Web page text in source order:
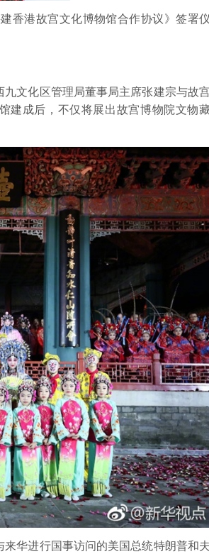
香港故宫文化博物馆合作协议》签署仪
文化区管理局董事局主席张建宗与故宫
建成后，不仅将展出故宫博物院文物
华进行国事访问的美国总统特朗普和夫